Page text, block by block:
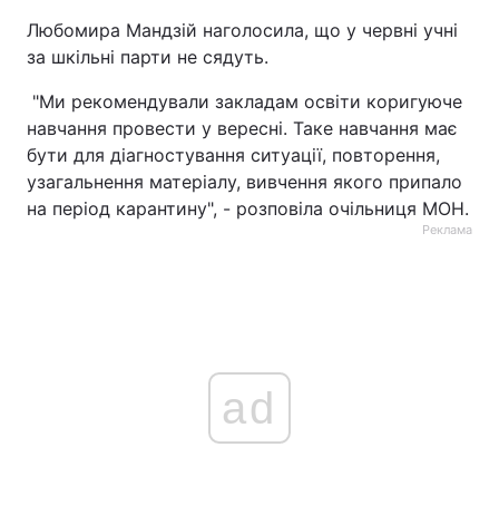
Тема оформлення
Любомира Мандзій наголосила, що у червні учні
за шкільні парти не сядуть.
"Ми рекомендували закладам освіти коригуюче
навчання провести у вересні. Таке навчання має
бути для діагностування ситуації, повторення,
узагальнення матеріалу, вивчення якого припало
на період карантину", - розповіла очільниця МОН.
Реклама
ad